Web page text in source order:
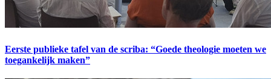
Eerste publieke tafel van de scriba: “Goede theologie moeten we
toegankelijk maken”